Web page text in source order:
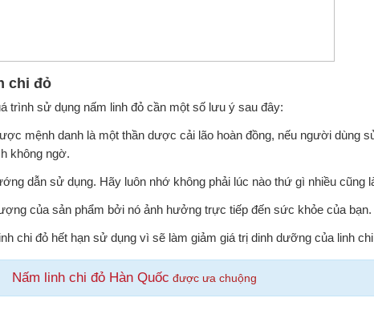
chi đỏ
trình sử dụng nấm linh đỏ cần một số lưu ý sau đây:
mệnh danh là một thần dược cải lão hoàn đồng, nếu người dùng
không ngờ.
dẫn sử dụng. Hãy luôn nhớ không phải lúc nào thứ gì nhiều cũng
của sản phẩm bởi nó ảnh hưởng trực tiếp đến sức khỏe của bạn.
chi đỏ hết hạn sử dụng vì sẽ làm giảm giá trị dinh dưỡng của linh
Nấm linh chi đỏ Hàn Quốc được ưa chuộng